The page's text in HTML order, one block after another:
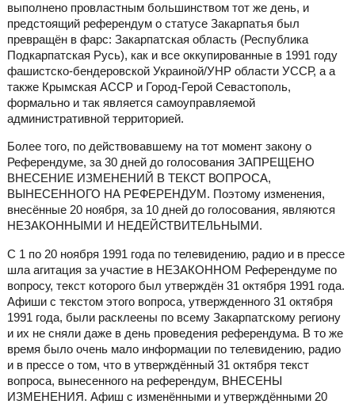
выполнено провластным большинством тот же день, и
предстоящий референдум о статусе Закарпатья был
превращён в фарс: Закарпатская область (Республика
Подкарпатская Русь), как и все оккупированные в 1991 году
фашистско-бендеровской Украиной/УНР области УССР, а а
также Крымская АССР и Город-Герой Севастополь,
формально и так является самоуправляемой
административной территорией.
Более того, по действовавшему на тот момент закону о
Референдуме, за 30 дней до голосования ЗАПРЕЩЕНО
ВНЕСЕНИЕ ИЗМЕНЕНИЙ В ТЕКСТ ВОПРОСА,
ВЫНЕСЕННОГО НА РЕФЕРЕНДУМ. Поэтому изменения,
внесённые 20 ноября, за 10 дней до голосования, являются
НЕЗАКОННЫМИ И НЕДЕЙСТВИТЕЛЬНЫМИ.
С 1 по 20 ноября 1991 года по телевидению, радио и в прессе
шла агитация за участие в НЕЗАКОННОМ Референдуме по
вопросу, текст которого был утверждён 31 октября 1991 года.
Афиши с текстом этого вопроса, утвержденного 31 октября
1991 года, были расклеены по всему Закарпатскому региону
и их не сняли даже в день проведения референдума. В то же
время было очень мало информации по телевидению, радио
и в прессе о том, что в утверждённый 31 октября текст
вопроса, вынесенного на референдум, ВНЕСЕНЫ
ИЗМЕНЕНИЯ. Афиш с изменёнными и утверждёнными 20